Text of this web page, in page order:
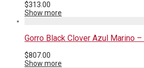
$313.00
Show more
Gorro Black Clover Azul Marino –
$807.00
Show more